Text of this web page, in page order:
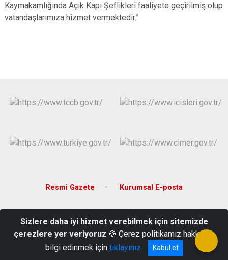
Kaymakamlığında Açık Kapı Şeflikleri faaliyete geçirilmiş olup
vatandaşlarımıza hizmet vermektedir.”
Resmi Gazete Kurumsal E-posta
Malkara/TEKİRDAĞ
0282 427 10 43
Sizlere daha iyi hizmet verebilmek için sitemizde
çerezlere yer veriyoruz 🍪 Çerez politikamız hakkında
bilgi edinmek için tıklayınız Kabul et